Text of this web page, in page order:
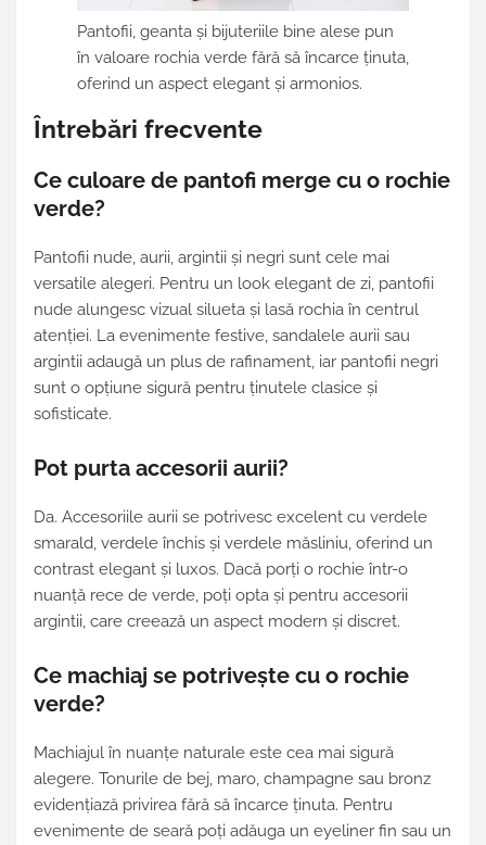
Pantofii, geanta și bijuteriile bine alese pun
în valoare rochia verde fără să încarce ținuta,
oferind un aspect elegant și armonios.
Întrebări frecvente
Ce culoare de pantofi merge cu o rochie
verde?
Pantofii nude, aurii, argintii și negri sunt cele mai
versatile alegeri. Pentru un look elegant de zi, pantofii
nude alungesc vizual silueta și lasă rochia în centrul
atenției. La evenimente festive, sandalele aurii sau
argintii adaugă un plus de rafinament, iar pantofii negri
sunt o opțiune sigură pentru ținutele clasice și
sofisticate.
Pot purta accesorii aurii?
Da. Accesoriile aurii se potrivesc excelent cu verdele
smarald, verdele închis și verdele măsliniu, oferind un
contrast elegant și luxos. Dacă porți o rochie într-o
nuanță rece de verde, poți opta și pentru accesorii
argintii, care creează un aspect modern și discret.
Ce machiaj se potrivește cu o rochie
verde?
Machiajul în nuanțe naturale este cea mai sigură
alegere. Tonurile de bej, maro, champagne sau bronz
evidențiază privirea fără să încarce ținuta. Pentru
evenimente de seară poți adăuga un eyeliner fin sau un